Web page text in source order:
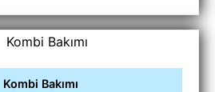
Kombi Bakımı